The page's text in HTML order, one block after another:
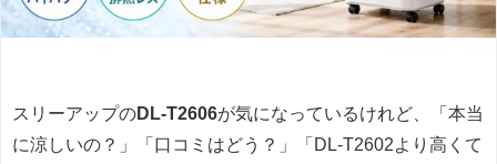
スリーアップのDL-T2606が気になっているけれど、「本当
に涼しいの？」「口コミはどう？」「DL-T2602より高くて